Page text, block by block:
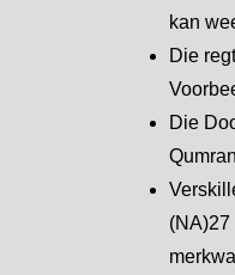
kan
Die
Die
(NA)27